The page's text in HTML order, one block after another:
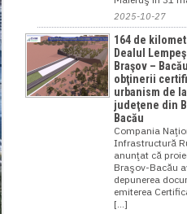
2025-10-27
164 de
Dealul
Braşov –
obţinerii
urbanism de
judeţene din
Bacău
Compania
Infrastructură
anunţat că
Braşov-Bacău
depunerea
emiterea
[...]